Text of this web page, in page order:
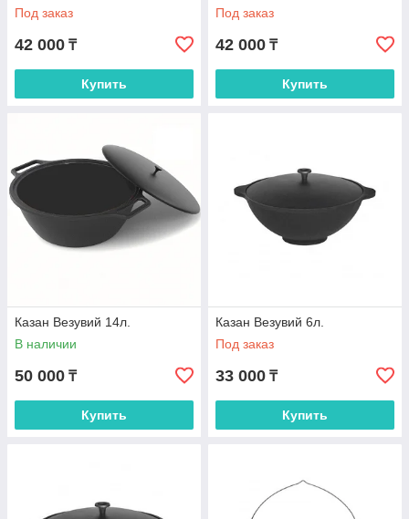
Под заказ
42 000 ₸
Купить
Под заказ
42 000 ₸
Купить
Казан Везувий 14л.
В наличии
50 000 ₸
Купить
Казан Везувий 6л.
Под заказ
33 000 ₸
Купить